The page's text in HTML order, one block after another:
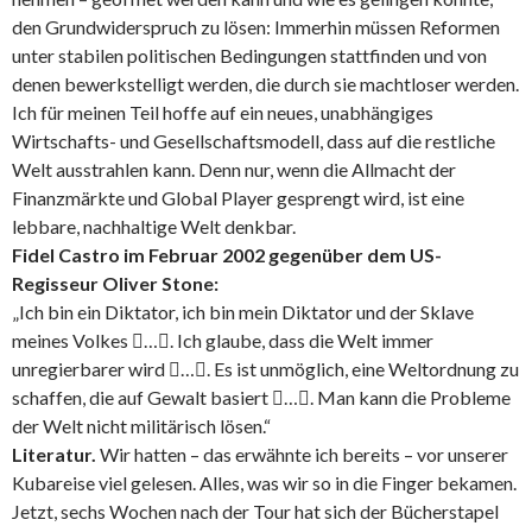
den Grundwiderspruch zu lösen: Immerhin müssen Reformen
unter stabilen politischen Bedingungen stattfinden und von
denen bewerkstelligt werden, die durch sie machtloser werden.
Ich für meinen Teil hoffe auf ein neues, unabhängiges
Wirtschafts- und Gesellschaftsmodell, dass auf die restliche
Welt ausstrahlen kann. Denn nur, wenn die Allmacht der
Finanzmärkte und Global Player gesprengt wird, ist eine
lebbare, nachhaltige Welt denkbar.
Fidel Castro im Februar 2002 gegenüber dem US-
Regisseur Oliver Stone:
„Ich bin ein Diktator, ich bin mein Diktator und der Sklave
meines Volkes …. Ich glaube, dass die Welt immer
unregierbarer wird …. Es ist unmöglich, eine Weltordnung zu
schaffen, die auf Gewalt basiert …. Man kann die Probleme
der Welt nicht militärisch lösen.“
Literatur. Wir hatten – das erwähnte ich bereits – vor unserer
Kubareise viel gelesen. Alles, was wir so in die Finger bekamen.
Jetzt, sechs Wochen nach der Tour hat sich der Bücherstapel